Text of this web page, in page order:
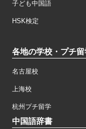
子ども中国語
HSK検定
各地の学校・プチ留
名古屋校
上海校
杭州プチ留学
中国語辞書